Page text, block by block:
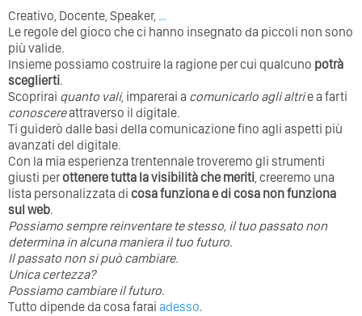
Creativo, Docente, Speaker, …
Le regole del gioco che ci hanno insegnato da piccoli non sono
più valide.
Insieme possiamo costruire la ragione per cui qualcuno potrà
sceglierti.
Scoprirai quanto vali, imparerai a comunicarlo agli altrie a farti
conoscereattraverso il digitale.
Ti guiderò dalle basi della comunicazione fino agli aspetti più
avanzati del digitale.
Con la mia esperienza trentennale troveremo gli strumenti
giusti perottenere tutta la visibilità che meriti, creeremo una
lista personalizzata di cosa funziona e di cosa non funziona
sul web.
Possiamo sempre reinventare te stesso, il tuo passato non
determina in alcuna maniera il tuo futuro. ⁣
⁣Il passato non si può cambiare.
Unica certezza?
Possiamo cambiare il futuro.
Tutto dipende da cosa farai adesso.